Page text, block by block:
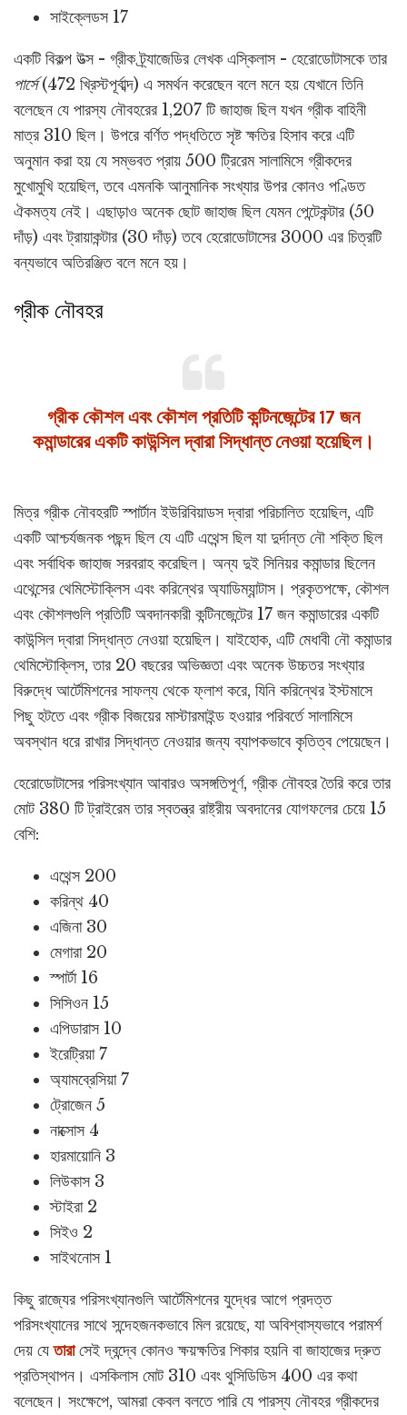
সাইক্লেডস 17
একটি বিকল্প উত্স - গ্রীক ট্র্যাজেডির লেখক এস্কিলাস - হেরোডোটাসকে তার
পার্সে(472 খ্রিস্টপূর্বাব্দ) এ সমর্থন করেছেন বলে মনে হয় যেখানে তিনি
বলেছেন যে পারস্য নৌবহরের 1,207 টি জাহাজ ছিল যখন গ্রীক বাহিনী
মাত্র 310 ছিল। উপরে বর্ণিত পদ্ধতিতে সৃষ্ট ক্ষতির হিসাব করে এটি
অনুমান করা হয় যে সম্ভবত প্রায় 500 ট্রিরেম সালামিসে গ্রীকদের
মুখোমুখি হয়েছিল, তবে এমনকি আনুমানিক সংখ্যার উপর কোনও পণ্ডিত
ঐকমত্য নেই। এছাড়াও অনেক ছোট জাহাজ ছিল যেমন পেন্টেকন্টার (50
দাঁড়) এবং ট্রায়াকন্টার (30 দাঁড়) তবে হেরোডোটাসের 3000 এর চিত্রটি
বন্যভাবে অতিরঞ্জিত বলে মনে হয়।
গ্রীক নৌবহর
গ্রীক কৌশল এবং কৌশল প্রতিটি কন্টিনজেন্টের 17 জন
কমান্ডারের একটি কাউন্সিল দ্বারা সিদ্ধান্ত নেওয়া হয়েছিল।
মিত্র গ্রীক নৌবহরটি স্পার্টান ইউরিবিয়াডস দ্বারা পরিচালিত হয়েছিল, এটি
একটি আশ্চর্যজনক পছন্দ ছিল যে এটি এথেন্স ছিল যা দুর্দান্ত নৌ শক্তি ছিল
এবং সর্বাধিক জাহাজ সরবরাহ করেছিল। অন্য দুই সিনিয়র কমান্ডার ছিলেন
এথেন্সের থেমিস্টোক্লিস এবং করিন্থের অ্যাডিম্যান্টাস। প্রকৃতপক্ষে, কৌশল
এবং কৌশলগুলি প্রতিটি অবদানকারী কন্টিনজেন্টের 17 জন কমান্ডারের একটি
কাউন্সিল দ্বারা সিদ্ধান্ত নেওয়া হয়েছিল। যাইহোক, এটি মেধাবী নৌ কমান্ডার
থেমিস্টোক্লিস, তার 20 বছরের অভিজ্ঞতা এবং অনেক উচ্চতর সংখ্যার
বিরুদ্ধে আর্টেমিশনের সাফল্য থেকে ফ্লাশ করে, যিনি করিন্থের ইস্টমাসে
পিছু হটতে এবং গ্রীক বিজয়ের মাস্টারমাইন্ড হওয়ার পরিবর্তে সালামিসে
অবস্থান ধরে রাখার সিদ্ধান্ত নেওয়ার জন্য ব্যাপকভাবে কৃতিত্ব পেয়েছেন।
হেরোডোটাসের পরিসংখ্যান আবারও অসঙ্গতিপূর্ণ, গ্রীক নৌবহর তৈরি করে তার
মোট 380 টি ট্রাইরেম তার স্বতন্ত্র রাষ্ট্রীয় অবদানের যোগফলের চেয়ে 15
বেশি:
এথেন্স 200
করিন্থ 40
এজিনা 30
মেগারা 20
স্পার্টা 16
সিসিওন 15
এপিডারাস 10
ইরেট্রিয়া 7
অ্যামব্রেসিয়া 7
ট্রোজেন 5
নাক্সোস 4
হারমায়োনি 3
লিউকাস 3
স্টাইরা 2
সিইও 2
সাইথনোস 1
কিছু রাজ্যের পরিসংখ্যানগুলি আর্টেমিশনের যুদ্ধের আগে প্রদত্ত
পরিসংখ্যানের সাথে সন্দেহজনকভাবে মিল রয়েছে, যা অবিশ্বাস্যভাবে পরামর্শ
দেয় যেতারাসেই দ্বন্দ্বে কোনও ক্ষয়ক্ষতির শিকার হয়নি বা জাহাজের দ্রুত
প্রতিস্থাপন। এসকিলাস মোট 310 এবং থুসিডিডিস 400 এর কথা
বলেছেন। সংক্ষেপে, আমরা কেবল বলতে পারি যে পারস্য নৌবহর গ্রীকদের